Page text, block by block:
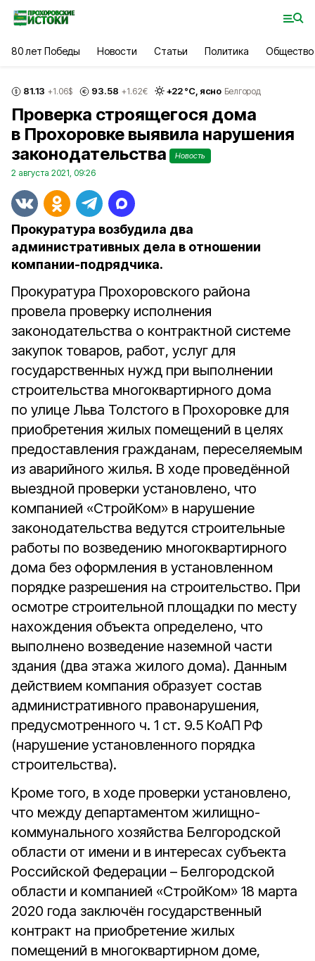
80 лет Победы Новости Статьи Политика Общество
81.13 +1.06$ 93.58 +1.62€ +22°С, ясно Белгород
Проверка строящегося дома
в Прохоровке выявила нарушения
законодательства
Новость
2 августа 2021, 09:26
Прокуратура возбудила два
административных дела в отношении
компании-подрядчика.
Прокуратура Прохоровского района
провела проверку исполнения
законодательства о контрактной системе
закупок товаров, работ, услуг для
государственных нужд при выполнении
строительства многоквартирного дома
по улице Льва Толстого в Прохоровке для
приобретения жилых помещений в целях
предоставления гражданам, переселяемым
из аварийного жилья. В ходе проведённой
выездной проверки установлено, что
компанией «СтройКом» в нарушение
законодательства ведутся строительные
работы по возведению многоквартирного
дома без оформления в установленном
порядке разрешения на строительство. При
осмотре строительной площадки по месту
нахождения объекта определено, что
выполнено возведение наземной части
здания (два этажа жилого дома). Данным
действием компания образует состав
административного правонарушения,
предусмотренного ч. 1 ст. 9.5 КоАП РФ
(нарушение установленного порядка
строительства).
Кроме того, в ходе проверки установлено,
что между департаментом жилищно-
коммунального хозяйства Белгородской
области от имени и в интересах субъекта
Российской Федерации – Белгородской
области и компанией «СтройКом» 18 марта
2020 года заключён государственный
контракт на приобретение жилых
помещений в многоквартирном доме,